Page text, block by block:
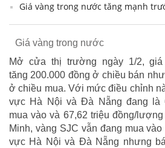
Giá vàng trong nước tăng mạnh
Giá vàng trong nước
Mở cửa thị trường ngày 1/2,
tăng 200.000 đồng ở chiều bán
ở chiều mua. Với mức điều chỉnh
vực Hà Nội và Đà Nẵng đang là
mua vào và 67,62 triệu đồng/
Minh, vàng SJC vẫn đang mua
vực Hà Nội và Đà Nẵng nhưng